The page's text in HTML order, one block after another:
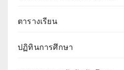
ตารางเรียน
ปฏิทินการศึกษา